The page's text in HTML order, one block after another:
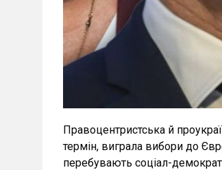
Правоцентристська й
термін, виграла вибори до
перебувають соціал-